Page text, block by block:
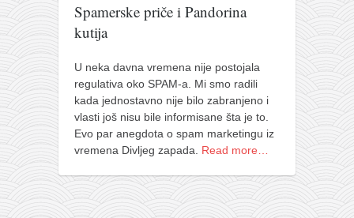
porodične priče
umesto tvitera
kalendar srpski
azbuki i knjige
Okinava karate
najnovije na blogu
istorija karatea
Spamerske priče i Pandorina
kutija
U neka davna vremena nije postojala
regulativa oko SPAM-a. Mi smo radili
kada jednostavno nije bilo zabranjeno i
vlasti još nisu bile informisane šta je to.
Evo par anegdota o spam marketingu iz
vremena Divljeg zapada. Read more…